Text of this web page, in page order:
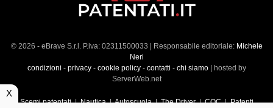
© 2026 - eBrave S.r.l. P.iva: 02311500033 | Responsabile editoriale: Michele
Neri
condizioni - privacy- cookie policy- contatti - chi siamo| hosted by
ServerWeb.net
Scemi patentati|Nautica|Autoscuola|The Driver|CQC|Patenti
X